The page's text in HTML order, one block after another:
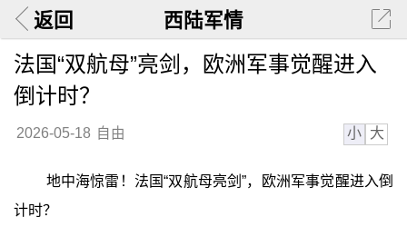
返回 西陆军情
法国“双航母”亮剑，欧洲军事觉醒进入
倒计时？
2026-05-18 自由 小 大
地中海惊雷！法国“双航母亮剑”，欧洲军事觉醒进入倒
计时？